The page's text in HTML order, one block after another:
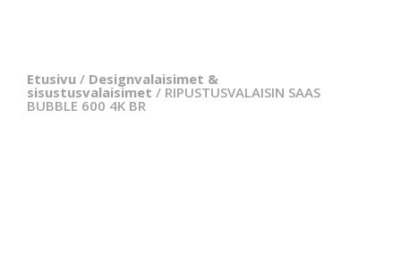
Etusivu / Designvalaisimet &
sisustusvalaisimet / RIPUSTUSVALAISIN SAAS
BUBBLE 600 4K BR